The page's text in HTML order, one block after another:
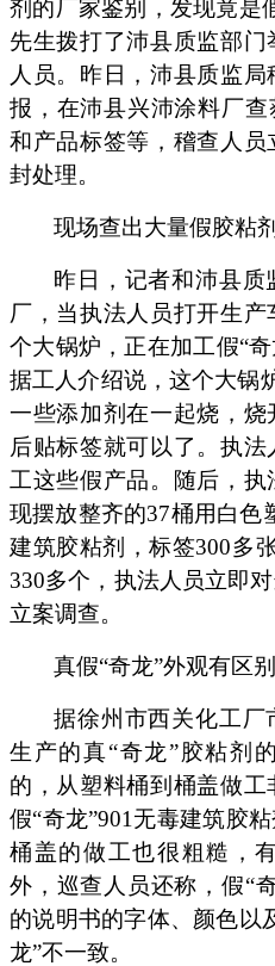
剂的厂家鉴别，发现竟是
先生拨打了沛县质监部
人员。昨日，沛县质监
报，在沛县兴沛涂料厂查
和产品标签等，稽查人
封处理。
现场查出大量假胶粘剂
昨日，记者和沛县质
厂，当执法人员打开生
个大锅炉，正在加工假“
据工人介绍说，这个大锅
一些添加剂在一起烧，
后贴标签就可以了。执
工这些假产品。随后，
现摆放整齐的37桶用白色
建筑胶粘剂，标签300多
330多个，执法人员立即
立案调查。
真假“奇龙”外观有区别
据徐州市西关化工厂
生产的真“奇龙”胶粘剂
的，从塑料桶到桶盖做
假“奇龙”901 无毒建筑胶
桶盖的做工也很粗糙，
外，巡查人员还称，假“
的说明书的字体、颜色以
龙”不一致。